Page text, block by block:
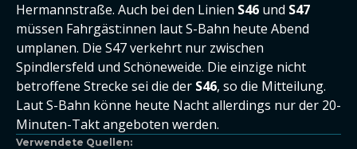
Hermannstraße. Auch bei den Linien S46 und S47
müssen Fahrgäst:innen laut S-Bahn heute Abend
umplanen. Die S47 verkehrt nur zwischen
Spindlersfeld und Schöneweide. Die einzige nicht
betroffene Strecke sei die der S46, so die Mitteilung.
Laut S-Bahn könne heute Nacht allerdings nur der 20-
Minuten-Takt angeboten werden.
Verwendete Quellen: